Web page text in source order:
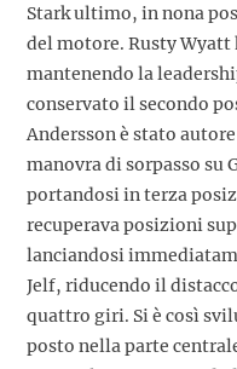
Stark ultimo, in nona
del motore. Rusty
mantenendo la
conservato il secondo
Andersson è stato
manovra di sorpasso su
portandosi in terza
recuperava posizioni
lanciandosi
Jelf, riducendo il
quattro giri. Si è così
posto nella parte